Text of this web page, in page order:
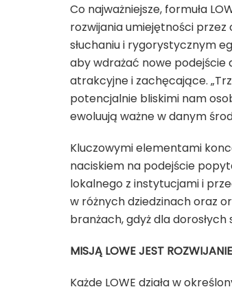
Co najważniejsze, formuła
rozwijania umiejętności przez
słuchaniu i rygorystycznym
aby wdrażać nowe podejście
atrakcyjne i zachęcające.
potencjalnie bliskimi nam
ewoluują ważne w danym
Kluczowymi elementami
naciskiem na podejście
lokalnego z instytucjami i
w różnych dziedzinach oraz
branżach, gdyż dla dorosłych
MISJĄ LOWE JEST
Każde LOWE działa w